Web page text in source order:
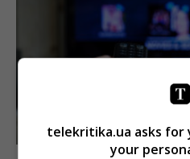
telekritika.ua asks for
your